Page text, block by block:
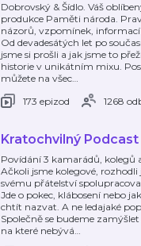
Dobrovský & Šídlo. Váš
produkce Paměti národa.
názorů, vzpomínek,
Od devadesátých let po
jsme si prošli a jak jsme to
historie v unikátním mixu.
můžete na všec…
173 epizod
1268
Kratochvilný Podcast
Povídání 3 kamarádů, kolegů
Ačkoli jsme kolegové, rozhodli
svému přátelství
Jde o pokec, klábosení nebo
chtít nazvat. A ne ledajaké
Společně se budeme
na které nebývá…